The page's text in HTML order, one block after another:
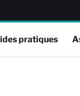
pratiques